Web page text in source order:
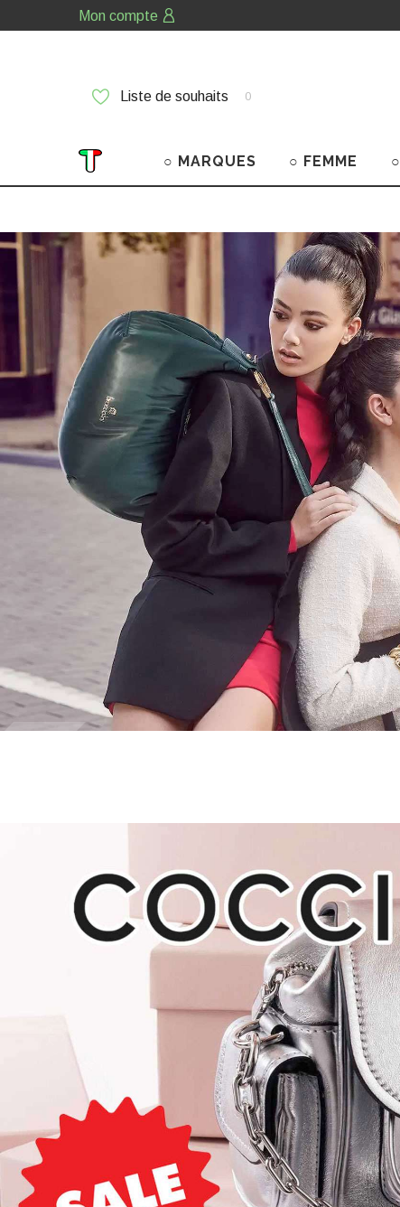
Mon compte
Liste de souhaits 0
○ MARQUES ○ FEMME